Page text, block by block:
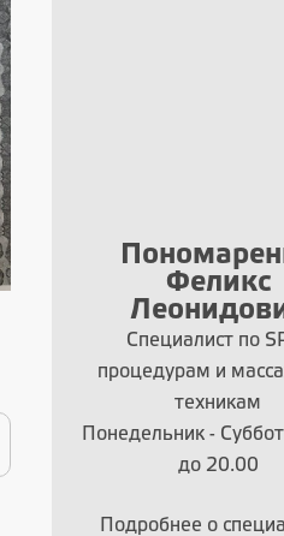
Феликс
Специалист по
процедурам и
техникам
Понедельник -
до 20.00
Подробнее о